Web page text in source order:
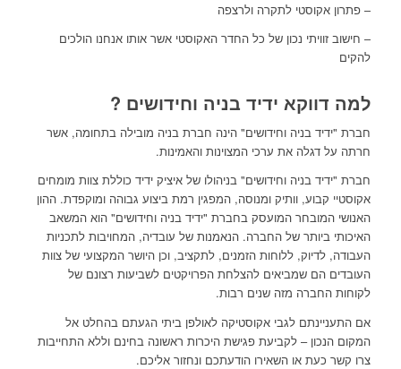
– פתרון אקוסטי לתקרה ולרצפה
– חישוב זוויתי נכון של כל החדר האקוסטי אשר אותו אנחנו הולכים
להקים
למה דווקא ידיד בניה וחידושים ?
חברת "ידיד בניה וחידושים" הינה חברת בניה מובילה בתחומה, אשר
חרתה על דגלה את ערכי המצוינות והאמינות.
חברת "ידיד בניה וחידושים" בניהולו של איציק ידיד כוללת צוות מומחים
אקוסטיי קבוע, וותיק ומנוסה, המפגין רמת ביצוע גבוהה ומוקפדת. ההון
האנושי המובחר המועסק בחברת "ידיד בניה וחידושים" הוא המשאב
האיכותי ביותר של החברה. הנאמנות של עובדיה, המחויבות לתכניות
העבודה, לדיוק, ללוחות הזמנים, לתקציב, וכן היושר המקצועי של צוות
העובדים הם שמביאים להצלחת הפרויקטים לשביעות רצונם של
לקוחות החברה מזה שנים רבות.
אם התעניינתם לגבי אקוסטיקה לאולפן ביתי הגעתם בהחלט אל
המקום הנכון – לקביעת פגישת היכרות ראשונה בחינם וללא התחייבות
צרו קשר כעת או השאירו הודעתכם ונחזור אליכם.